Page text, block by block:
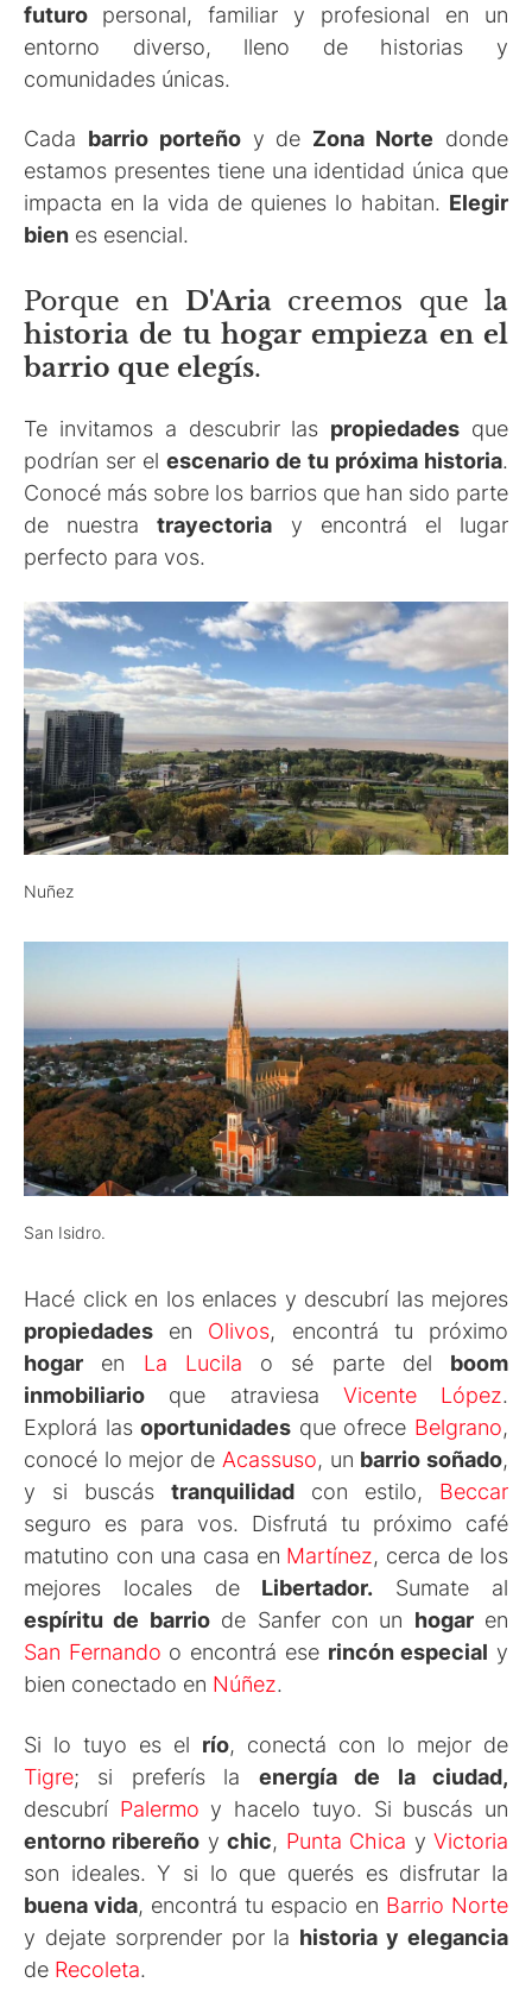
futuro personal, familiar y profesional en un
entorno diverso, lleno de historias y
comunidades únicas.
Cada barrio porteñoy de Zona Norte donde
estamos presentes tiene una identidad única que
impacta en la vida de quienes lo habitan. Elegir
bien es esencial.
Porque en D'Ariacreemos que la
historia de tu hogar empieza en el
barrio que elegís.
Te invitamos a descubrir las propiedades que
podrían ser el escenario de tu próxima historia.
Conocé más sobre los barrios que han sido parte
de nuestratrayectoria y encontrá el lugar
perfecto para vos.
Nuñez
San Isidro.
Hacé click en los enlaces y descubrí las mejores
propiedades en Olivos, encontrá tu próximo
hogar en La Lucila o sé parte del boom
inmobiliario que atraviesa Vicente López.
Explorá lasoportunidades que ofrece Belgrano,
conocé lo mejor de Acassuso, un barrio soñado,
y si buscás tranquilidad con estilo, Beccar
seguro es para vos. Disfrutá tu próximo café
matutino con una casa en Martínez, cerca de los
mejores locales de Libertador. Sumate al
espíritu de barriode Sanfer con un hogaren
San Fernando o encontrá ese rincón especial y
bien conectado en Núñez.
Si lo tuyo es el río, conectá con lo mejor de
Tigre; si preferís la energía de la ciudad,
descubrí Palermo y hacelo tuyo. Si buscás un
entorno ribereño ychic, Punta Chica yVictoria
son ideales. Y si lo que querés es disfrutar la
buena vida, encontrá tu espacio en Barrio Norte
y dejate sorprender por la historia y elegancia
de Recoleta.